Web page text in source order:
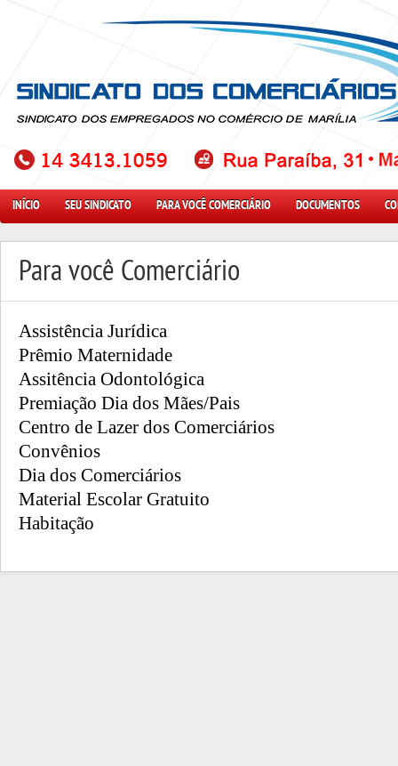
INÍCIO SEU SINDICATO PARA VOCÊ COMERCIÁRIO DOCUMENTOS
Para você Comerciário
Assistência Jurídica
Prêmio Maternidade
Assitência Odontológica
Premiação Dia dos Mães/Pais
Centro de Lazer dos Comerciários
Convênios
Dia dos Comerciários
Material Escolar Gratuito
Habitação